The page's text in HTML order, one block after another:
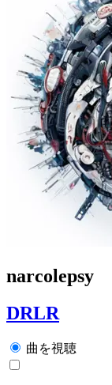
narcolepsy
DRLR
曲を視聴